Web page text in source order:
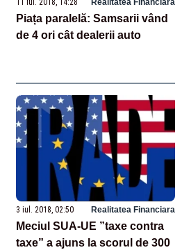
11 iul. 2018, 14:28 Realitatea Financiara
Piața paralelă: Samsarii vând
de 4 ori cât dealerii auto
3 iul. 2018, 02:50 Realitatea Financiara
Meciul SUA-UE ”taxe contra
taxe” a ajuns la scorul de 300